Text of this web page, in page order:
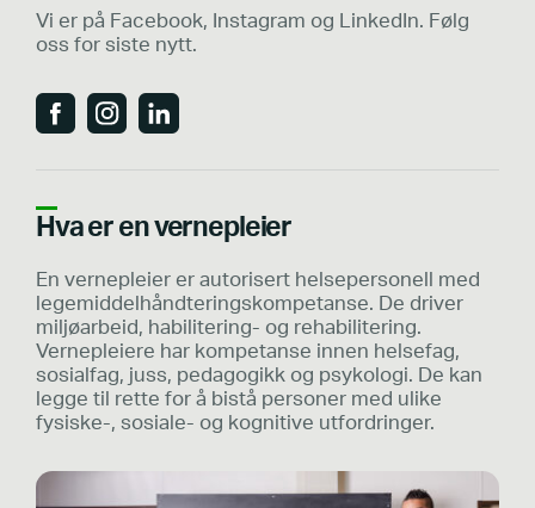
Vi er på Facebook, Instagram og LinkedIn. Følg
oss for siste nytt.
Hva er en vernepleier
En vernepleier er autorisert helsepersonell med
legemiddelhåndteringskompetanse. De driver
miljøarbeid, habilitering- og rehabilitering.
Vernepleiere har kompetanse innen helsefag,
sosialfag, juss, pedagogikk og psykologi. De kan
legge til rette for å bistå personer med ulike
fysiske-, sosiale- og kognitive utfordringer.